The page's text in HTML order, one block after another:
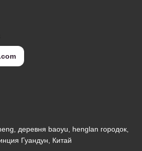
деревня baoyu, henglan городок,
Гуандун, Китай